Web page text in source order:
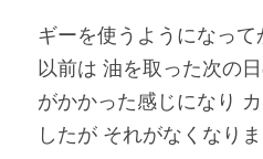
ギーを使うようになっ
以前は 油を取った次の
がかかった感じになり
したが それがなくなり